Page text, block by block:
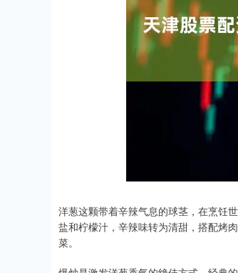
洋葱这颗带着辛辣气息的球茎，在烹饪
盐和柠檬汁，辛辣味转为清甜，搭配烤
菜。